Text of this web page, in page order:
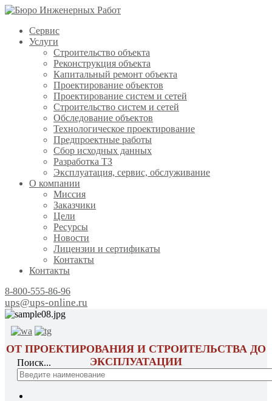
Сервис
Услуги
Строительство объекта
Реконструкция объекта
Капитальный ремонт объекта
Проектирование объектов
Проектирование систем и сетей
Строительство систем и сетей
Обследование объектов
Технологическое проектирование
Предпроектные работы
Сбор исходных данных
Разработка ТЗ
Эксплуатация, сервис, обслуживание
О компании
Миссия
Заказчики
Цели
Ресурсы
Новости
Лицензии и сертификаты
Контакты
Контакты
8-800-555-86-96
ups@ups-online.ru
ОТ ПРОЕКТИРОВАНИЯ И СТРОИТЕЛЬСТВА ДО
ЭКСПЛУАТАЦИИ
Поиск...